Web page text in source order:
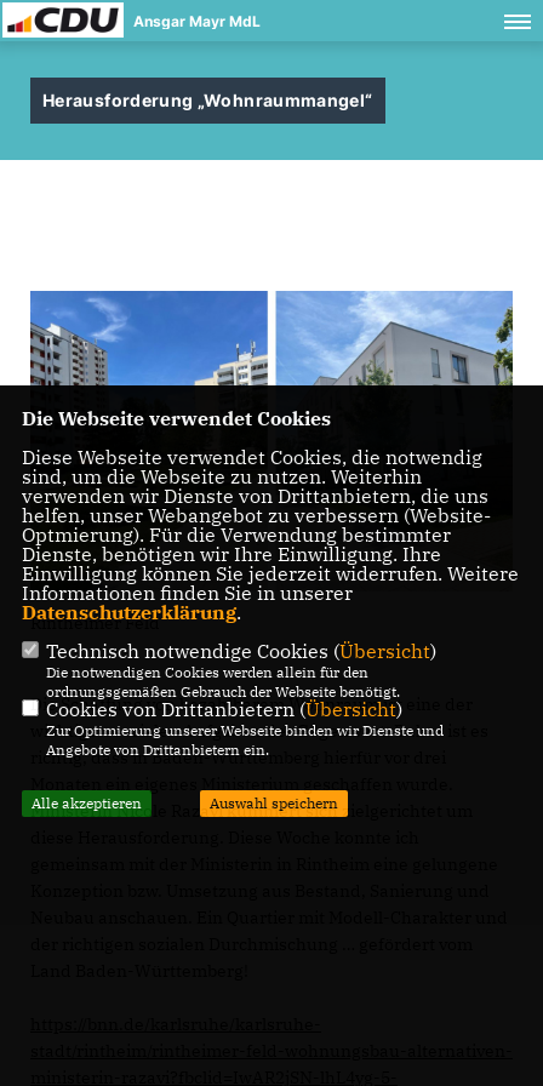
Ansgar Mayr MdL
Herausforderung „Wohnraummangel“
Rintheimer Feld
Die Schaffung von bezahlbarem Wohnraum ist eine der
wichtigen sozialen Aufgaben der Gegenwart. Daher ist es
richtig, dass in Baden-Württemberg hierfür vor drei
Ministerin Nicole Razavi kümmert sich zielgerichtet um
Die Webseite verwendet Cookies
Diese Webseite verwendet Cookies, die notwendig
sind, um die Webseite zu nutzen. Weiterhin
verwenden wir Dienste von Drittanbietern, die uns
helfen, unser Webangebot zu verbessern (Website-
Optmierung). Für die Verwendung bestimmter
Dienste, benötigen wir Ihre Einwilligung. Ihre
Einwilligung können Sie jederzeit widerrufen. Weitere
Informationen finden Sie in unserer
Datenschutzerklärung.
Technisch notwendige Cookies (Übersicht)
Die notwendigen Cookies werden allein für den
ordnungsgemäßen Gebrauch der Webseite benötigt.
Cookies von Drittanbietern (Übersicht)
Zur Optimierung unserer Webseite binden wir Dienste und
Angebote von Drittanbietern ein.
Alle akzeptieren Auswahl speichern